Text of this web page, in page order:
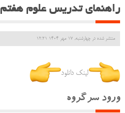
راهنمای تدریس علوم هفتم
منتشر شده در چهارشنبه, 17 مهر 1404 12:21
لینک دانلود
ورود سرگروه